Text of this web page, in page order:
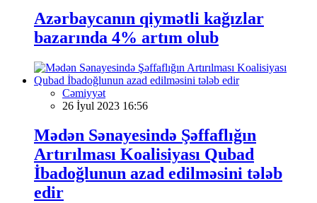
Azərbaycanın qiymətli kağızlar
bazarında 4% artım olub
Cəmiyyət
26 İyul 2023 16:56
Mədən Sənayesində Şəffaflığın
Artırılması Koalisiyası Qubad
İbadoğlunun azad edilməsini tələb
edir